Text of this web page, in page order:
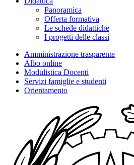
Panoramica
Offerta formativa
Le schede didattiche
I progetti delle classi
Amministrazione trasparente
Albo online
Modulistica Docenti
Servizi famiglie e studenti
Orientamento